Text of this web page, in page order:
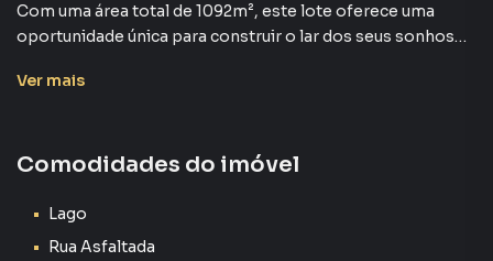
Com uma área total de 1092m², este lote oferece uma
oportunidade única para construir o lar dos seus sonhos
playground e área de pomar. A infraestrutura completa do
portaria 24h, garante sua comodidade e segurança.
Ver mais
Comodidades do imóvel
Lago
Rua Asfaltada